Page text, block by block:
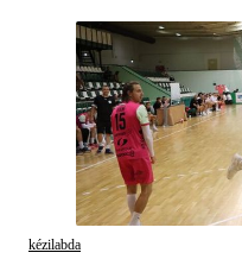
kézilabda